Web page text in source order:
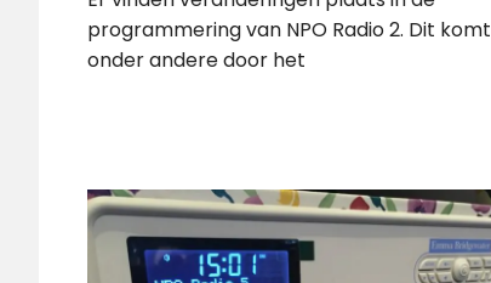
programmering van NPO Radio 2. Dit komt
onder andere door het